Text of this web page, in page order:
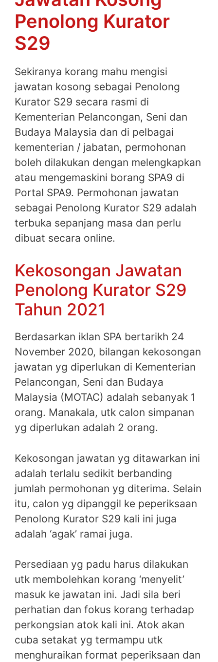
Penolong Kurator
S29
Sekiranya korang mahu mengisi
jawatan kosong sebagai Penolong
Kurator S29 secara rasmi di
Kementerian Pelancongan, Seni dan
Budaya Malaysia dan di pelbagai
kementerian / jabatan, permohonan
boleh dilakukan dengan melengkapkan
atau mengemaskini borang SPA9 di
Portal SPA9. Permohonan jawatan
sebagai Penolong Kurator S29 adalah
terbuka sepanjang masa dan perlu
dibuat secara online.
Kekosongan Jawatan
Penolong Kurator S29
Tahun 2021
Berdasarkan iklan SPA bertarikh 24
November 2020, bilangan kekosongan
jawatan yg diperlukan di Kementerian
Pelancongan, Seni dan Budaya
Malaysia (MOTAC) adalah sebanyak 1
orang. Manakala, utk calon simpanan
yg diperlukan adalah 2 orang.
Kekosongan jawatan yg ditawarkan ini
adalah terlalu sedikit berbanding
jumlah permohonan yg diterima. Selain
itu, calon yg dipanggil ke peperiksaan
Penolong Kurator S29 kali ini juga
adalah ‘agak’ ramai juga.
Persediaan yg padu harus dilakukan
utk membolehkan korang ‘menyelit’
masuk ke jawatan ini. Jadi sila beri
perhatian dan fokus korang terhadap
perkongsian atok kali ini. Atok akan
cuba setakat yg termampu utk
menghuraikan format peperiksaan dan